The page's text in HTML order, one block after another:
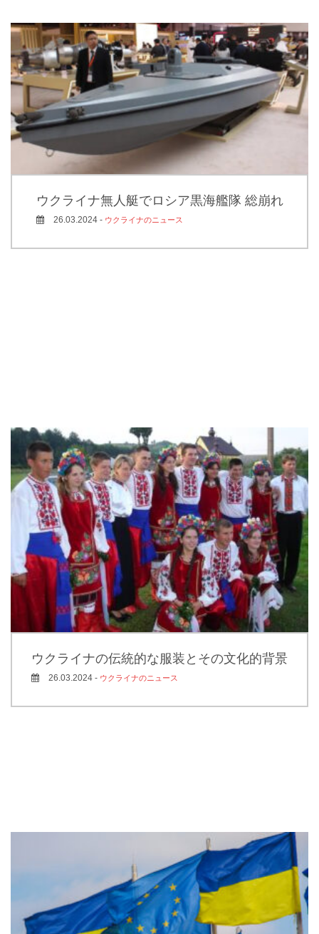
ウクライナ無人艇でロシア黒海艦隊 総崩れ
26.03.2024 - ウクライナのニュース
ウクライナの伝統的な服装とその文化的背景
26.03.2024 - ウクライナのニュース